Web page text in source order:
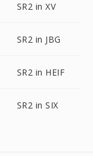
SR2 in XV
SR2 in JBG
SR2 in HEIF
SR2 in SIX